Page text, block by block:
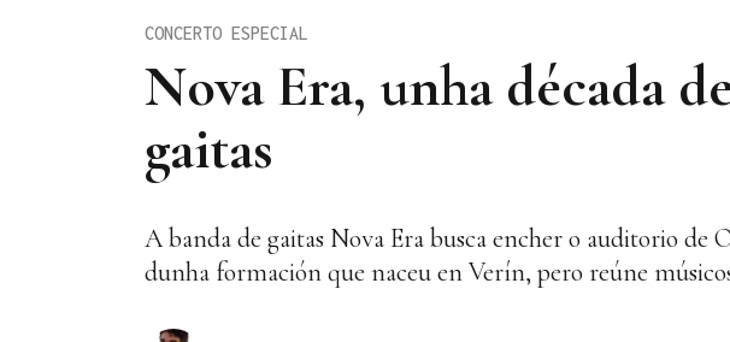
Nova Era, unha década
gaitas
CONCERTO ESPECIAL
A banda de gaitas Nova Era busca encher o auditorio de
dunha formación que naceu en Verín, pero reúne